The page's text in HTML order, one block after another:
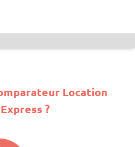
Location
?